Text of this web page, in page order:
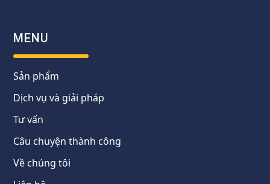
MENU
Sản phẩm
Dịch vụ và giải pháp
Tư vấn
Câu chuyện thành công
Về chúng tôi